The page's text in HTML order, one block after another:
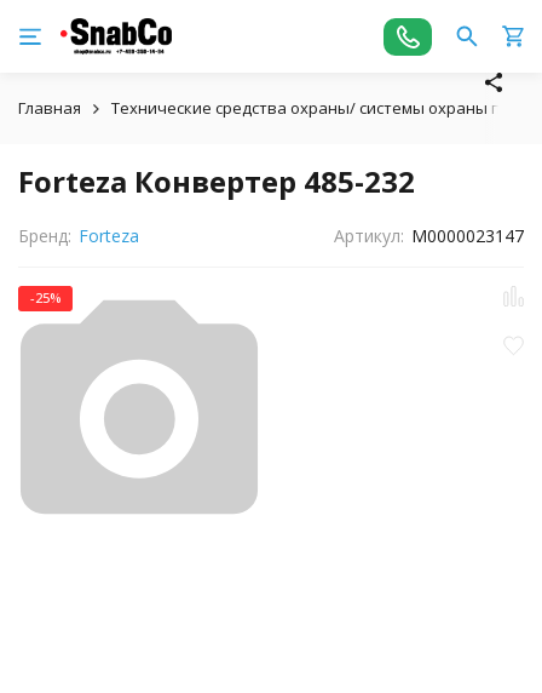
Главная Технические средства охраны/ системы охраны
Forteza Конвертер 485-232
Бренд: Forteza Артикул: М0000023147
-25%